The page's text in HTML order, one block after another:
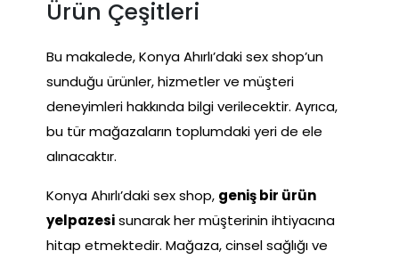
Ürün Çeşitleri
Bu makalede, Konya Ahırlı’daki sex shop’un
sunduğu ürünler, hizmetler ve müşteri
deneyimleri hakkında bilgi verilecektir. Ayrıca,
bu tür mağazaların toplumdaki yeri de ele
alınacaktır.
Konya Ahırlı’daki sex shop, geniş bir ürün
yelpazesisunarak her müşterinin ihtiyacına
hitap etmektedir. Mağaza, cinsel sağlığı ve